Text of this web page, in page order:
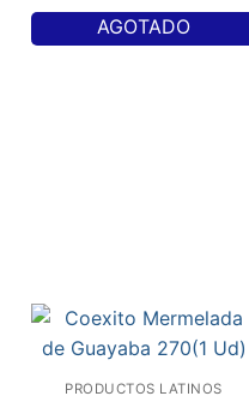
AGOTADO
PRODUCTOS LATINOS